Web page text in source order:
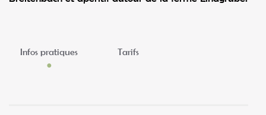
Infos pratiques Tarifs